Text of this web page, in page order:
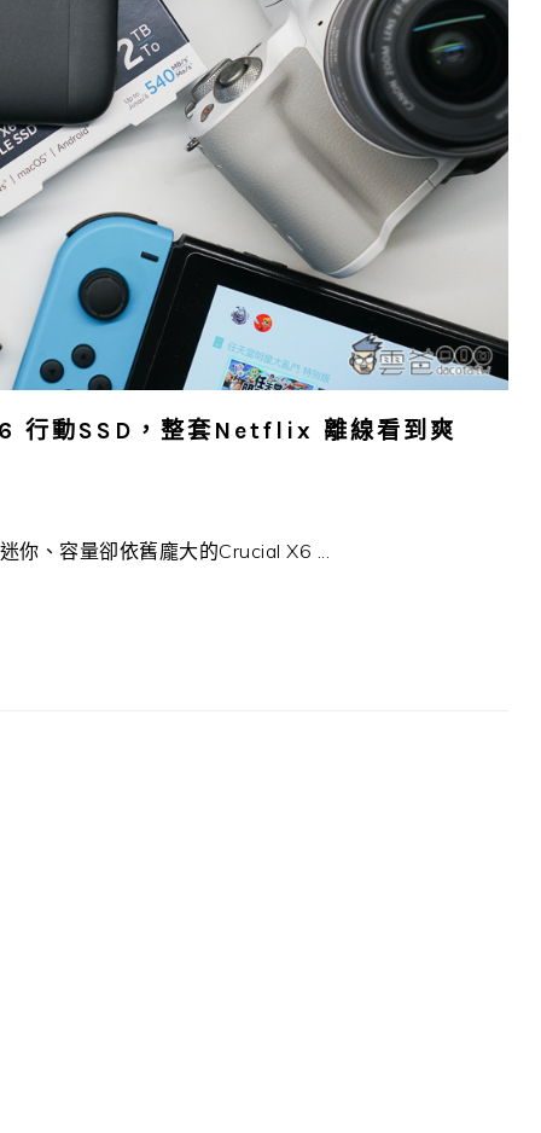
行動SSD，整套Netflix 離線看到爽
、容量卻依舊龐大的Crucial X6 ...